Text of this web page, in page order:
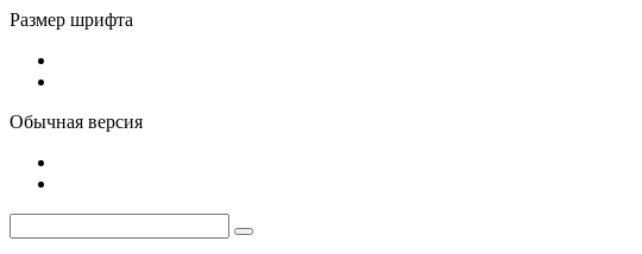
Размер шрифта
Обычная версия